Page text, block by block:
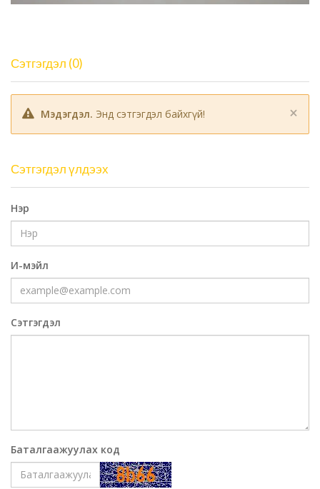
Сэтгэгдэл (0)
×
Мэдэгдэл. Энд сэтгэгдэл байхгүй!
Сэтгэгдэл үлдээх
Нэр
И-мэйл
Сэтгэгдэл
Баталгаажуулах код